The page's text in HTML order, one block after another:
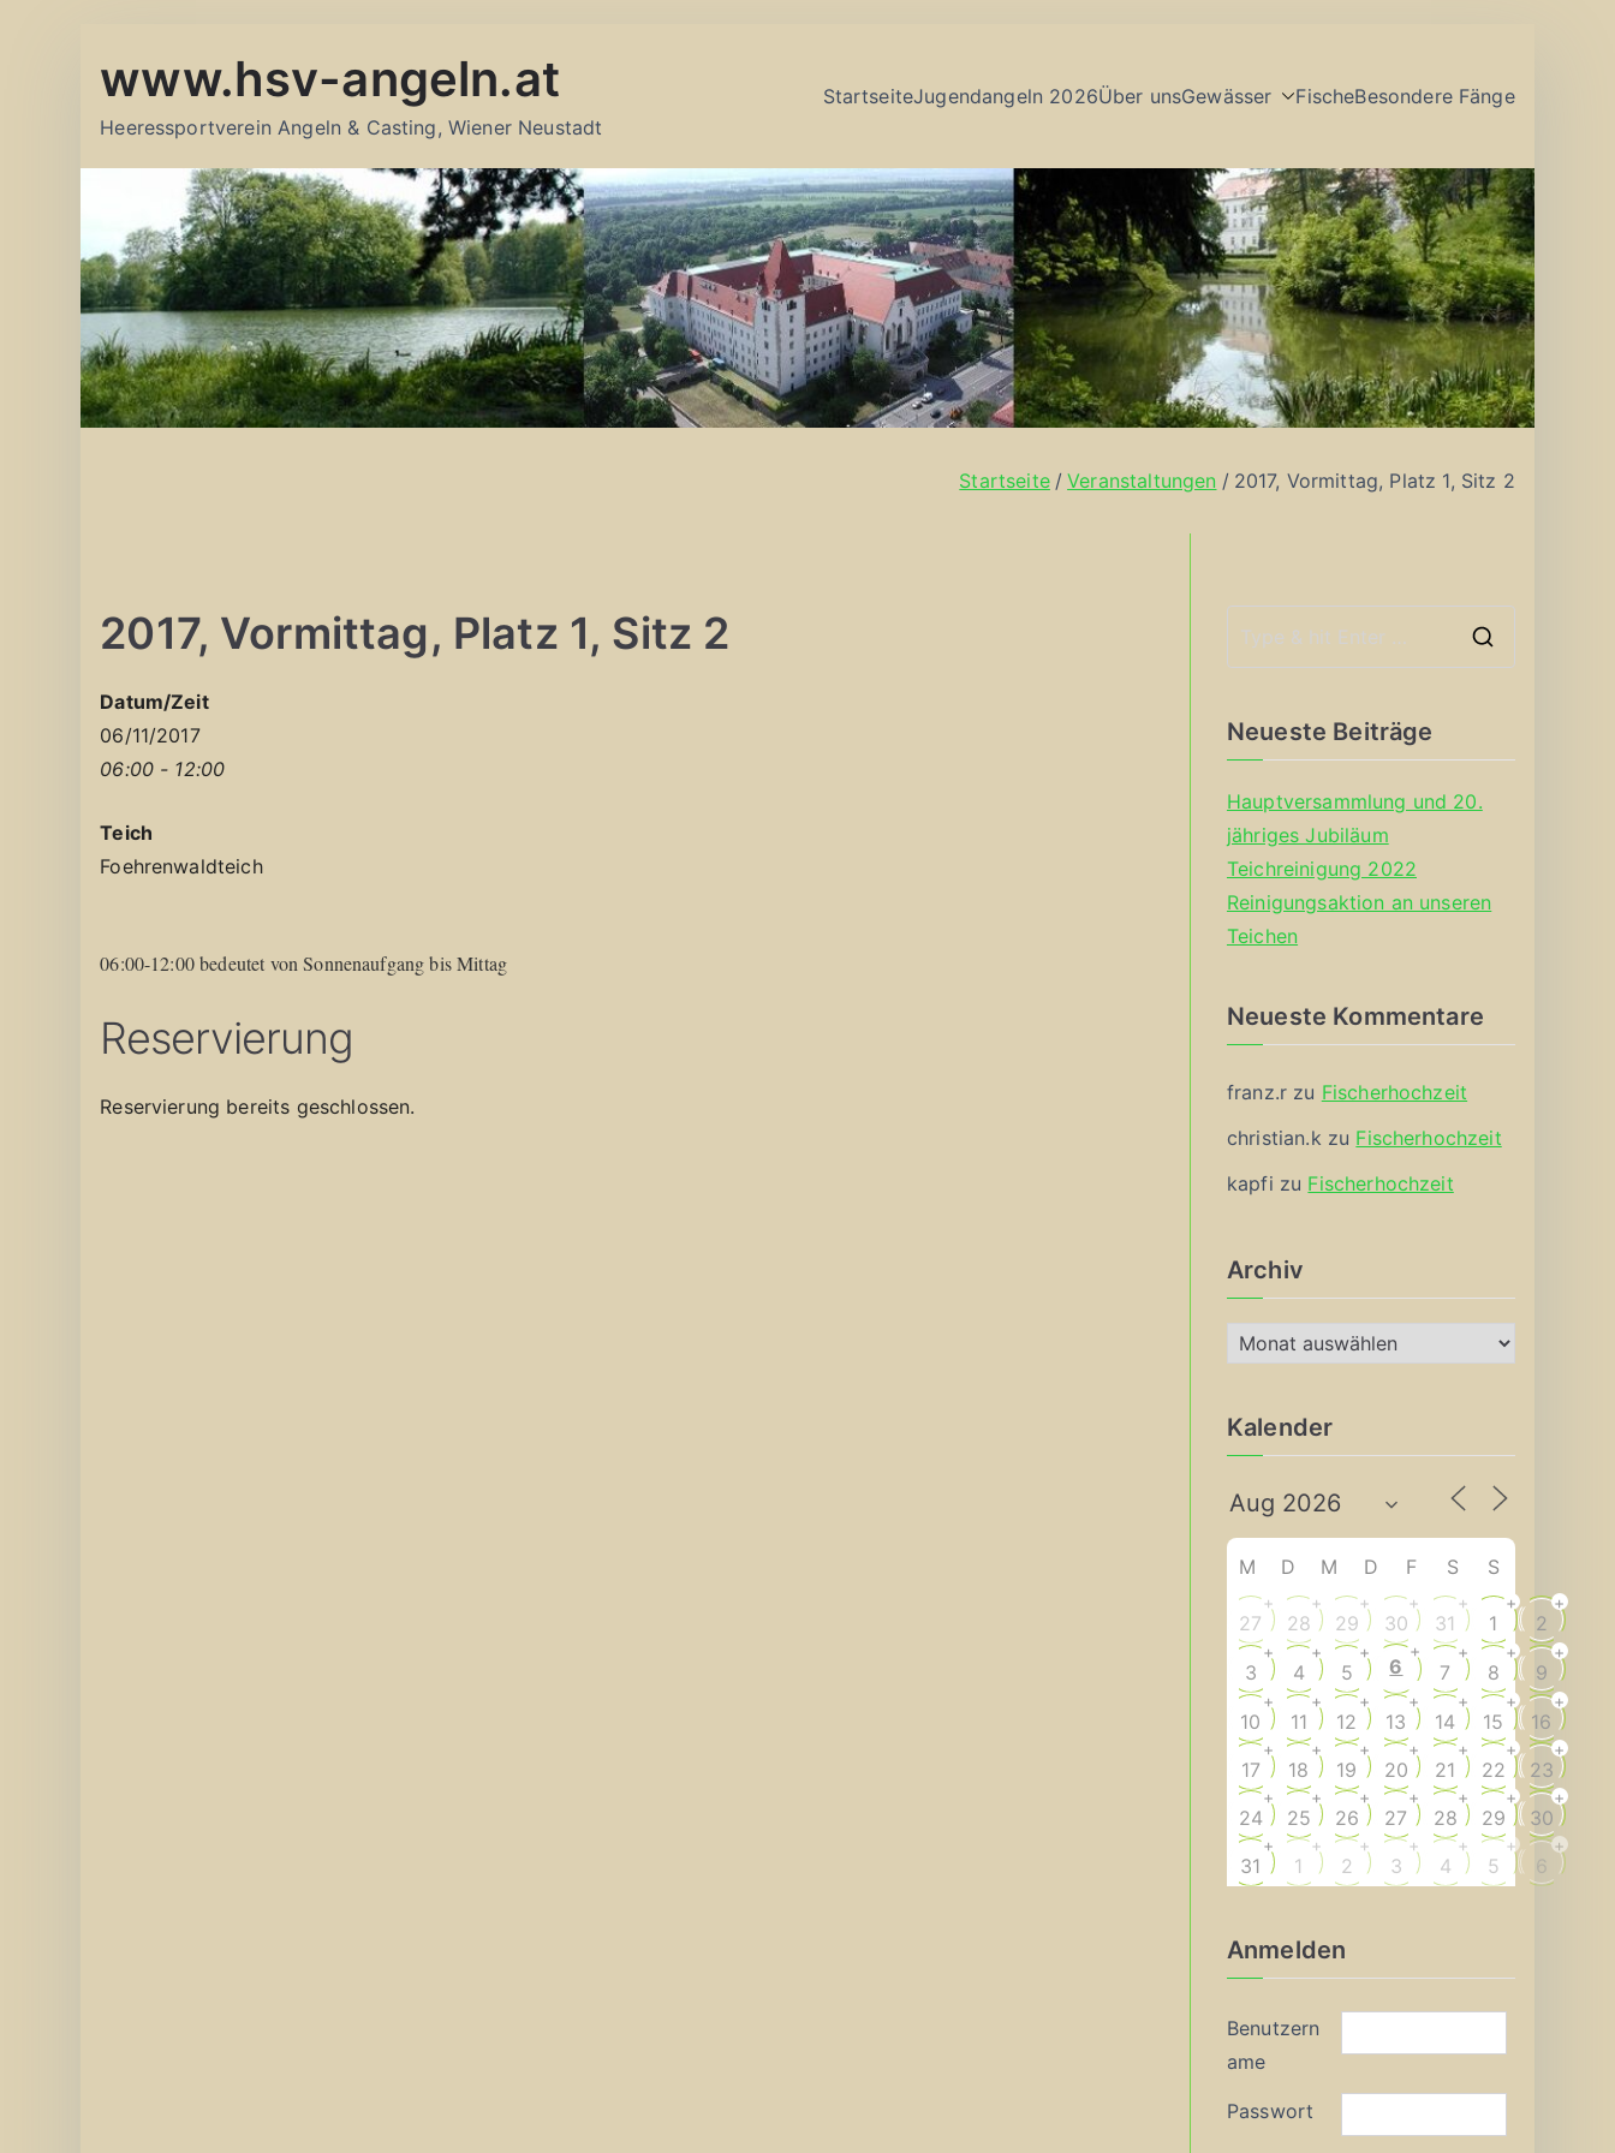
Inhalt
www.hsv-angeln.at
Heeressportverein Angeln & Casting, Wiener Neustadt
StartseiteJugendangeln 2026Über unsGewässer FischeBesondere Fänge
Startseite Veranstaltungen 2017, Vormittag, Platz 1, Sitz 2
2017, Vormittag, Platz 1, Sitz 2
Datum/Zeit
06/11/2017
06:00 - 12:00
Teich
Foehrenwaldteich
06:00-12:00 bedeutet von Sonnenaufgang bis Mittag
Reservierung
Reservierung bereits geschlossen.
Neueste Beiträge
Hauptversammlung und 20.
jähriges Jubiläum
Teichreinigung 2022
Reinigungsaktion an unseren
Teichen
Neueste Kommentare
franz.r zu Fischerhochzeit
christian.k zu Fischerhochzeit
kapfi zu Fischerhochzeit
Archiv
r
h
v
Kalender
M D M D F S S
27
+
28
+
29
+
30
+
31
+
1
+
2
+
3
+
4
+
5
+
6
+
7
+
8
+
9
+
10
+
11
+
12
+
13
+
14
+
15
+
16
+
17
+
18
+
19
+
20
+
21
+
22
+
23
+
24
+
25
+
26
+
27
+
28
+
29
+
30
+
31
+
1
+
2
+
3
+
4
+
5
+
6
+
Anmelden
Benutzern
ame
Passwort